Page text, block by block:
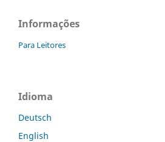
Informações
Para Leitores
Idioma
Deutsch
English